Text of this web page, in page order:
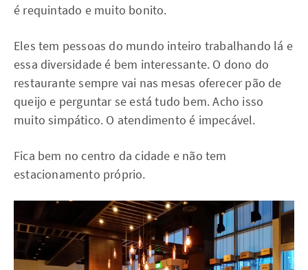
é requintado e muito bonito.
Eles tem pessoas do mundo inteiro trabalhando lá e
essa diversidade é bem interessante. O dono do
restaurante sempre vai nas mesas oferecer pão de
queijo e perguntar se está tudo bem. Acho isso
muito simpático. O atendimento é impecável.
Fica bem no centro da cidade e não tem
estacionamento próprio.